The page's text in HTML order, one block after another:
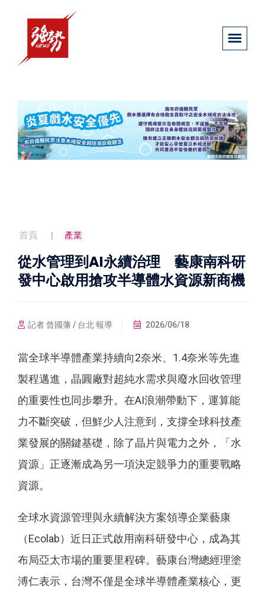
首頁 產業
從水管理到AI永續治理 藝康南科研
發中心啟用搶攻半導體水資源新商機
記者 曾國藩 / 台北 報導 2026/06/18
當全球半導體產業持續向2奈米、1.4奈米等先進
製程邁進，晶圓廠對超純水需求與廢水回收管理
的重要性也同步攀升。在AI浪潮帶動下，運算能
力不斷突破，但鮮少人注意到，支撐全球科技產
業發展的關鍵基礎，除了晶片與電力之外，「水
資源」正逐漸成為另一項決定競爭力的重要戰略
資源。
全球水資源管理與永續解決方案領導企業藝康
（Ecolab）近日正式啟用南科研發中心，成為其
布局亞太市場的重要里程碑。藝康台灣總經理塗
溥仁表示，台灣不僅是全球半導體產業核心，更